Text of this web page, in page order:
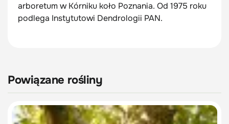
arboretum w Kórniku koło Poznania. Od 1975 roku
podlega Instytutowi Dendrologii PAN.
Powiązane rośliny